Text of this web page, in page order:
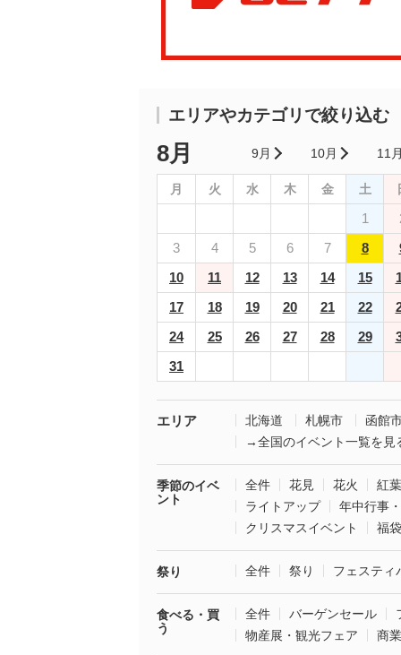
エリアやカテゴリで絞り込む
8月 9月 10月 11
月 火 水 木 金 土
1
3
4 5 6 7 8
10
11 12 13 14 15
17
18 19 20 21 22
24
25 26 27 28 29
31
エリア 北海道 札幌市
函館
→全国のイベント一覧を見
季節のイベ
ント
全件 花見 花火
紅葉
ライトアップ
年中行事
クリスマスイベント
福
祭り 全件 祭り フェスティ
食べる・買
う
全件 バーゲンセール
物産展・観光フェア
商